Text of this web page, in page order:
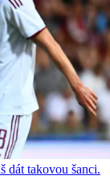
dát takovou šanci.